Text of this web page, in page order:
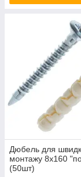
Дюбель для
монтажу 8х160
(50шт)